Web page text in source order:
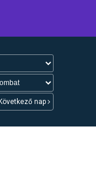
Következő nap